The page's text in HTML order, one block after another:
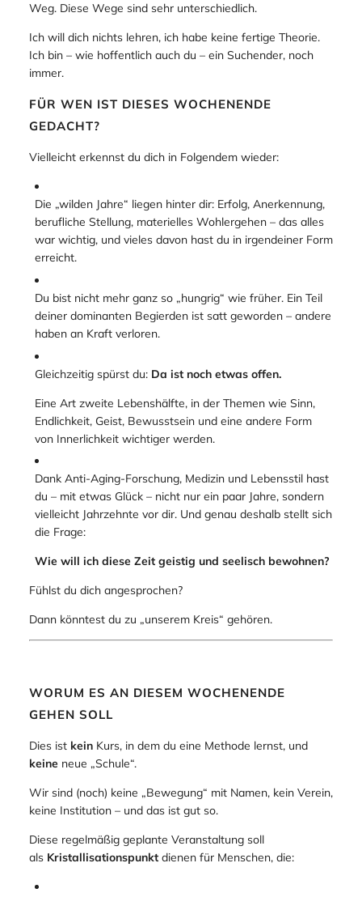
Weg. Diese Wege sind sehr unterschiedlich.
Ich will dich nichts lehren, ich habe keine fertige Theorie.
Ich bin – wie hoffentlich auch du – ein Suchender, noch
immer.
FÜR WEN IST DIESES WOCHENENDE
GEDACHT?
Vielleicht erkennst du dich in Folgendem wieder:
Die „wilden Jahre“ liegen hinter dir: Erfolg, Anerkennung,
berufliche Stellung, materielles Wohlergehen – das alles
war wichtig, und vieles davon hast du in irgendeiner Form
erreicht.
Du bist nicht mehr ganz so „hungrig“ wie früher. Ein Teil
deiner dominanten Begierden ist satt geworden – andere
haben an Kraft verloren.
Gleichzeitig spürst du: Da ist noch etwas offen.
Eine Art zweite Lebenshälfte, in der Themen wie Sinn,
Endlichkeit, Geist, Bewusstsein und eine andere Form
von Innerlichkeit wichtiger werden.
Dank Anti-Aging-Forschung, Medizin und Lebensstil hast
du – mit etwas Glück – nicht nur ein paar Jahre, sondern
vielleicht Jahrzehnte vor dir. Und genau deshalb stellt sich
die Frage:
Wie will ich diese Zeit geistig und seelisch bewohnen?
Fühlst du dich angesprochen?
Dann könntest du zu „unserem Kreis“ gehören.
WORUM ES AN DIESEM WOCHENENDE
GEHEN SOLL
Dies ist kein Kurs, in dem du eine Methode lernst, und
keine neue „Schule“.
Wir sind (noch) keine „Bewegung“ mit Namen, kein Verein,
keine Institution – und das ist gut so.
Diese regelmäßig geplante Veranstaltung soll
als Kristallisationspunkt dienen für Menschen, die: